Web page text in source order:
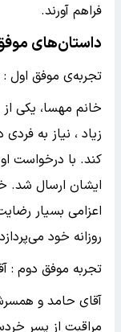
فراهم آورند.
داستان‌های
تجربه‌ی موفق اول :
خانم مهسا، یکی
زیاد ، نیاز به
کند. با درخواست
ایشان ارسال شد.
اعزامی بسیار
روزانه خود
تجربه موفق دوم :
آقای حامد و
مراقبت از پسر